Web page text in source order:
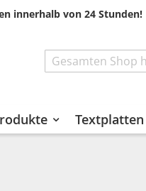
innerhalb von 24 Stunden!
Textplatten